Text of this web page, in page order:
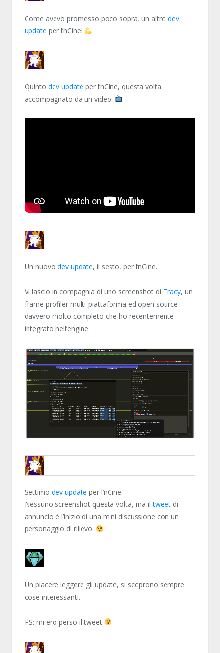
ENCELO
Come avevo promesso poco sopra, un altro dev
update per l’nCine!
ENCELO
Quinto dev update per l’nCine, questa volta
accompagnato da un video.
ENCELO
Un nuovo dev update, il sesto, per l’nCine.
Vi lascio in compagnia di uno screenshot di Tracy, un
frame profiler multi-piattaforma ed open source
davvero molto completo che ho recentemente
integrato nell’engine.
ENCELO
Settimo dev update per l’nCine.
Nessuno screenshot questa volta, ma iltweet di
annuncio è l’inizio di una mini discussione con un
personaggio di rilievo.
DAVCRI
Un piacere leggere gli update, si scoprono sempre
cose interessanti.
PS: mi ero perso il tweet